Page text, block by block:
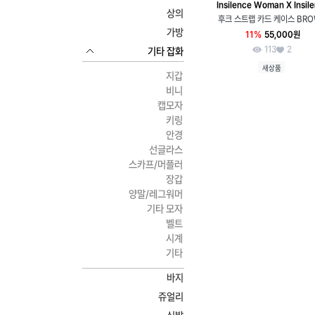
상의
가방
기타 잡화
지갑
비니
캡모자
키링
안경
선글라스
스카프/머플러
장갑
양말/레그워머
기타 모자
벨트
시계
기타
바지
쥬얼리
Insilence Woman X
후크 스트랩 카드 케이스
11% 55,000원
113
2
새상품